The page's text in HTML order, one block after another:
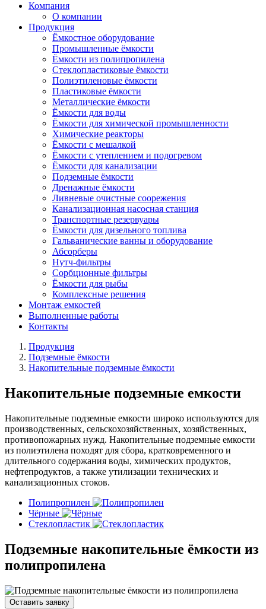
Компания
О компании
Продукция
Ёмкостное оборудование
Промышленные ёмкости
Ёмкости из полипропилена
Стеклопластиковые ёмкости
Полиэтиленовые ёмкости
Пластиковые ёмкости
Металлические ёмкости
Ёмкости для воды
Ёмкости для химической промышленности
Химические реакторы
Ёмкости с мешалкой
Ёмкости с утеплением и подогревом
Ёмкости для канализации
Подземные ёмкости
Дренажные ёмкости
Ливневые очистные соорежения
Канализационная насосная станция
Транспортные резервуары
Ёмкости для дизельного топлива
Гальванические ванны и оборудование
Абсорберы
Нутч-фильтры
Сорбционные фильтры
Ёмкости для рыбы
Комплексные решения
Монтаж емкостей
Выполненные работы
Контакты
Продукция
Подземные ёмкости
Накопительные подземные ёмкости
Накопительные подземные емкости
Накопительные подземные емкости широко используются для
производственных, сельскохозяйственных, хозяйственных,
противопожарных нужд. Накопительные подземные емкости
из полиэтилена походят для сбора, кратковременного и
длительного содержания воды, химических продуктов,
нефтепродуктов, а также утилизации технических и
канализационных стоков.
Полипропилен
Чёрные
Стеклопластик
Подземные накопительные ёмкости из
полипропилена
Оставить заявку